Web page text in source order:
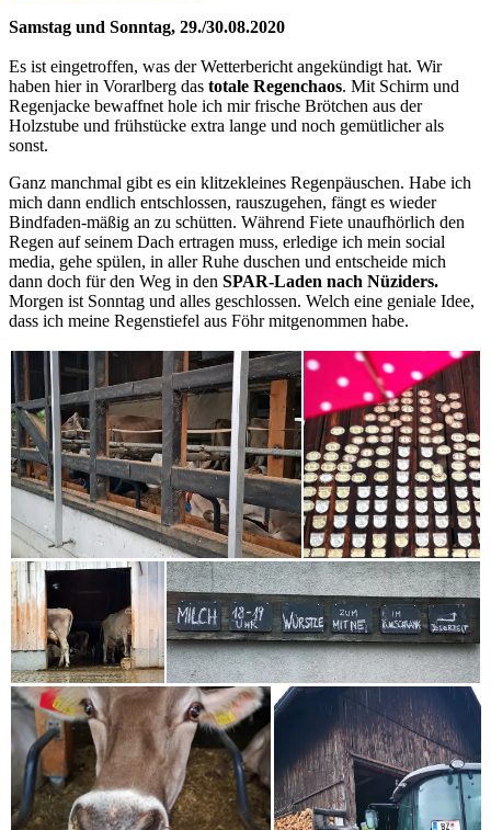
Samstag und Sonntag, 29./30.08.2020
Es ist eingetroffen, was der Wetterbericht angekündigt hat. Wir
haben hier in Vorarlberg das totale Regenchaos. Mit Schirm und
Regenjacke bewaffnet hole ich mir frische Brötchen aus der
Holzstube und frühstücke extra lange und noch gemütlicher als
sonst.
Ganz manchmal gibt es ein klitzekleines Regenpäuschen. Habe ich
mich dann endlich entschlossen, rauszugehen, fängt es wieder
Bindfaden-mäßig an zu schütten. Während Fiete unaufhörlich den
Regen auf seinem Dach ertragen muss, erledige ich mein social
media, gehe spülen, in aller Ruhe duschen und entscheide mich
dann doch für den Weg in den SPAR-Laden nach Nüziders.
Morgen ist Sonntag und alles geschlossen. Welch eine geniale Idee,
dass ich meine Regenstiefel aus Föhr mitgenommen habe.